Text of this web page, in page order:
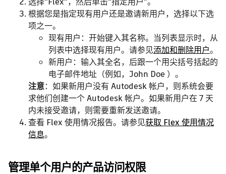
根据您是指定现有用户还是邀请新用户，选择以下选
项之一。
现有用户：开始键入其名称。当列表显示时，从
列表中选择现有用户。请参见添加和删除用户。
新用户：输入其全名，后跟一个用尖括号括起的
电子邮件地址（例如，John Doe ）。
注意：如果新用户没有 Autodesk 帐户，则系统会要
求他们创建一个 Autodesk 帐户。如果新用户在 7 天
内未接受邀请，则需要重新发送邀请。
查看 Flex 使用情况报告。请参见获取 Flex 使用情况
信息。
管理单个用户的产品访问权限